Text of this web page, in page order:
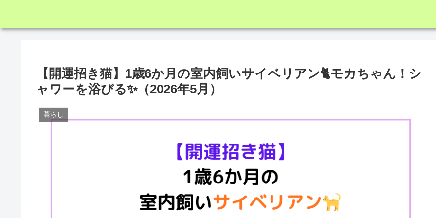
【開運招き猫】1歳6か月の室内飼いサイベリアン🐈モカちゃん！シ
ャワーを浴びる✨（2026年5月）
暮らし